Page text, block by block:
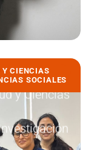
Y CIENCIAS
SOCIALES
y Ciencias